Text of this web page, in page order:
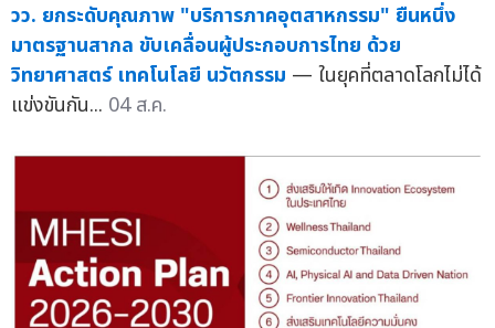
วว. ยกระดับคุณภาพ "บริการภาคอุตสาหกรรม" ยืนหนึ่ง
มาตรฐานสากล ขับเคลื่อนผู้ประกอบการไทย ด้วย
วิทยาศาสตร์ เทคโนโลยี นวัตกรรม — ในยุคที่ตลาดโลกไม่ได้
แข่งขันกัน... 04 ส.ค.